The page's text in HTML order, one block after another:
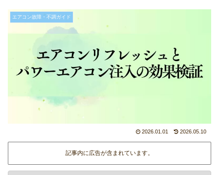
エアコン故障・不調ガイド
2026.01.01 2026.05.10
記事内に広告が含まれています。